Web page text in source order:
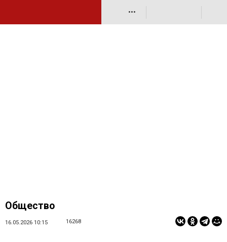
•••
Общество
16.05.2026 10:15 16268